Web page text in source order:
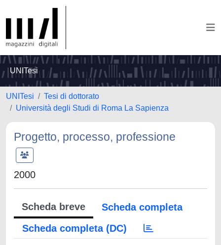
UNITesi
UNITesi
Tesi di dottorato
Università degli Studi di Roma La Sapienza
Progetto, processo, professione
2000
Scheda breve
Scheda completa
Scheda completa (DC)